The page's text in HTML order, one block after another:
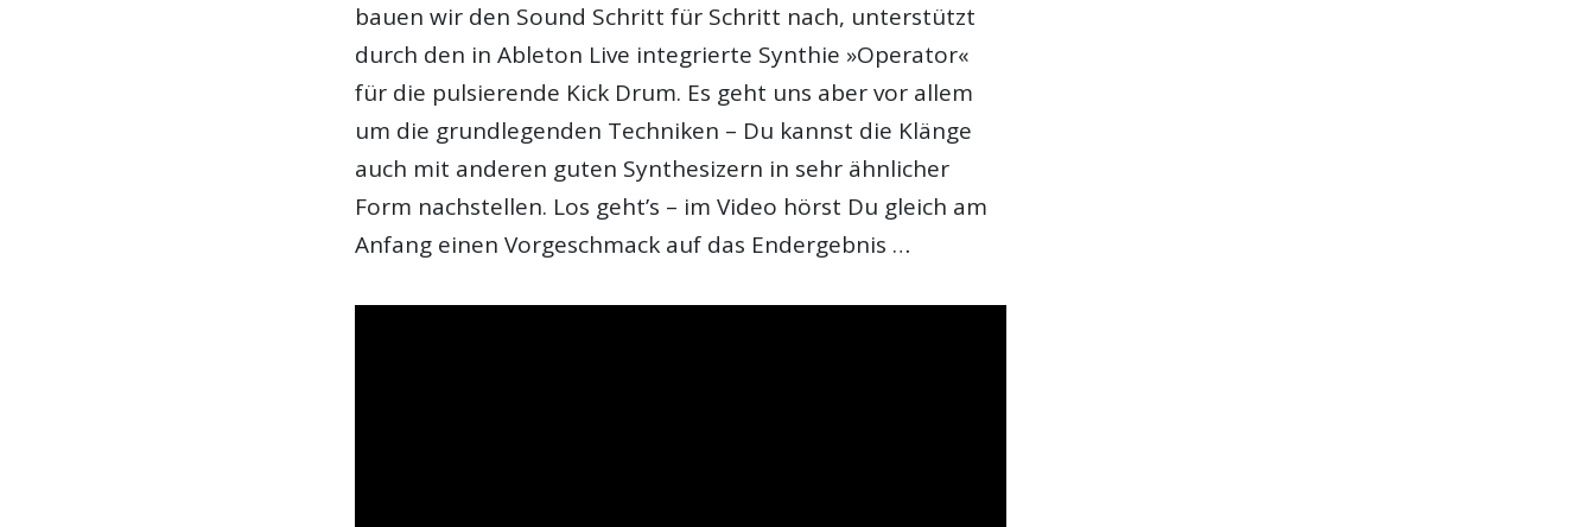
bauen wir den Sound Schritt für Schritt nach, unterstützt
durch den in Ableton Live integrierte Synthie »Operator«
für die pulsierende Kick Drum. Es geht uns aber vor allem
um die grundlegenden Techniken – Du kannst die Klänge
auch mit anderen guten Synthesizern in sehr ähnlicher
Form nachstellen. Los geht’s – im Video hörst Du gleich am
Anfang einen Vorgeschmack auf das Endergebnis …